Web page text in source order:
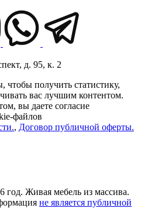
д. 95, к. 2
получить статистику,
вас лучшим контентом.
вы даете согласие
файлов
, Договор публичной оферты.
год. Живая мебель из массива.
не является публичной